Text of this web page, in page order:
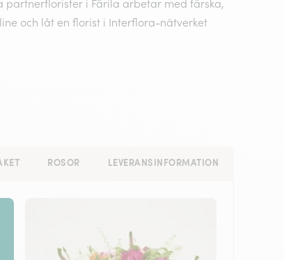
partnerflorister i Färila arbetar med färska,
och låt en florist i Interflora-nätverket
ROSOR LEVERANSINFORMATION